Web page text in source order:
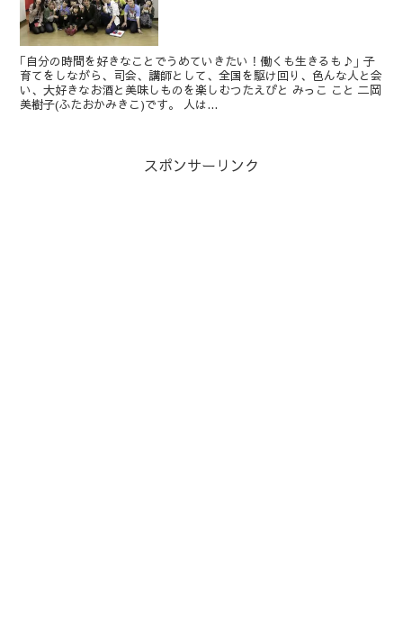
｢自分の時間を好きなことでうめていきたい！働くも生きるも♪｣ 子
育てをしながら、司会、講師として、全国を駆け回り、色んな人と会
い、大好きなお酒と美味しものを楽しむつたえびと みっこ こと 二岡
美樹子(ふたおかみきこ)です。 人は...
スポンサーリンク